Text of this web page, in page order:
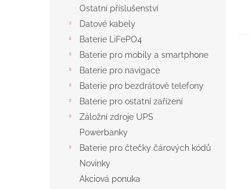
Ostatní příslušenství
Datové kabely
Baterie LiFePO4
Baterie pro mobily a smartphone
Baterie pro navigace
Baterie pro bezdrátové telefony
Baterie pro ostatní zařízení
Záložní zdroje UPS
Powerbanky
Baterie pro čtečky čárových kódů
Novinky
Akciová ponuka